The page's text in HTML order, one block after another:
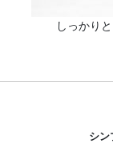
しっかり
シン